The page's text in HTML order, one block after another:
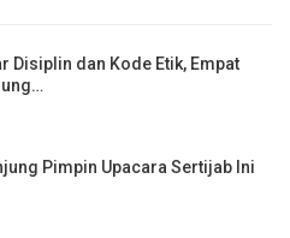
Disiplin dan Kode Etik, Empat
Pimpin Upacara Sertijab Ini